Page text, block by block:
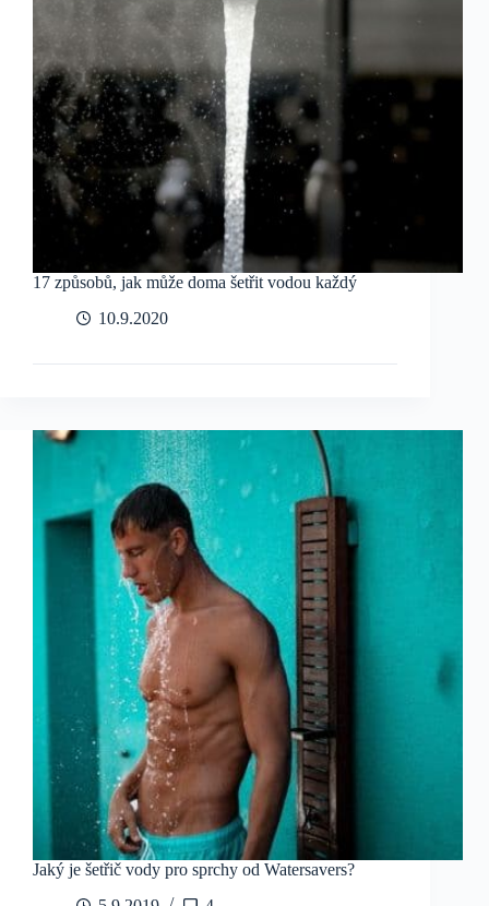
17 způsobů, jak může doma šetřit vodou každý
10.9.2020
Jaký je šetřič vody pro sprchy od Watersavers?